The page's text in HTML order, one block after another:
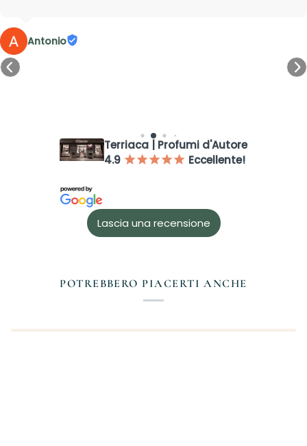
Antonio
Terriaca | Profumi d'Autore
4.9 ¡¡¡¡¡ Eccellente!
Lascia una recensione
POTREBBERO PIACERTI ANCHE
Accedi al tuo account per aggiungere prodotti alla tua lista
dei desideri e visualizzare gli articoli salvati in precedenza.